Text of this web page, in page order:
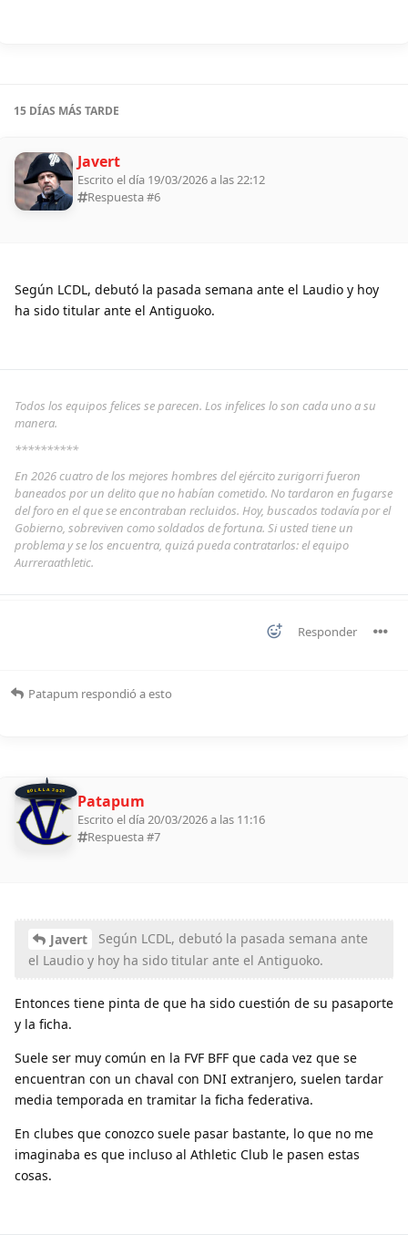
15 DÍAS MÁS TARDE
Javert
Escrito el día 19/03/2026 a las 22:12
Respuesta #6
Según LCDL, debutó la pasada semana ante el Laudio y hoy
ha sido titular ante el Antiguoko.
Todos los equipos felices se parecen. Los infelices lo son cada uno a su
manera.
**********
En 2026 cuatro de los mejores hombres del ejército zurigorri fueron
baneados por un delito que no habían cometido. No tardaron en fugarse
del foro en el que se encontraban recluidos. Hoy, buscados todavía por el
Gobierno, sobreviven como soldados de fortuna. Si usted tiene un
problema y se los encuentra, quizá pueda contratarlos: el equipo
Aurreraathletic.
Responder
Patapum respondió a esto
BOLILLA 2026 Patapum
Escrito el día 20/03/2026 a las 11:16
Respuesta #7
Javert
Según LCDL, debutó la pasada semana ante
el Laudio y hoy ha sido titular ante el Antiguoko.
Entonces tiene pinta de que ha sido cuestión de su pasaporte
y la ficha.
Suele ser muy común en la FVF BFF que cada vez que se
encuentran con un chaval con DNI extranjero, suelen tardar
media temporada en tramitar la ficha federativa.
En clubes que conozco suele pasar bastante, lo que no me
imaginaba es que incluso al Athletic Club le pasen estas
cosas.